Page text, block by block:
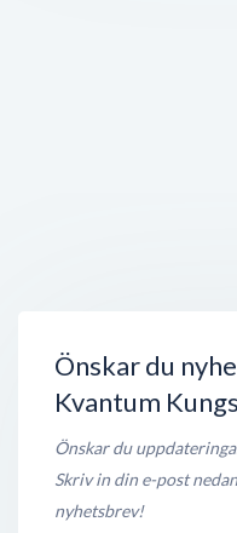
Önskar du
Kvantum
Önskar du
Skriv in din e-post
nyhetsbrev!